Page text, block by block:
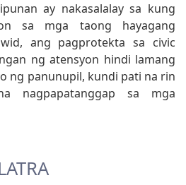
ay nakasalalay sa kung
sa mga taong hayagang
ang pagprotekta sa civic
ng atensyon hindi lamang
ng panunupil, kundi pati na rin
nagpapatanggap sa mga